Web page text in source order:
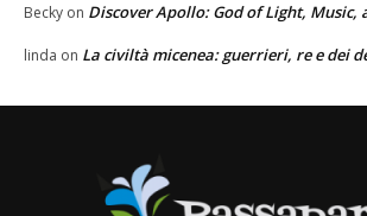
Becky on Discover Apollo: God of Light, Music,
linda on La civiltà micenea: guerrieri, re e dei